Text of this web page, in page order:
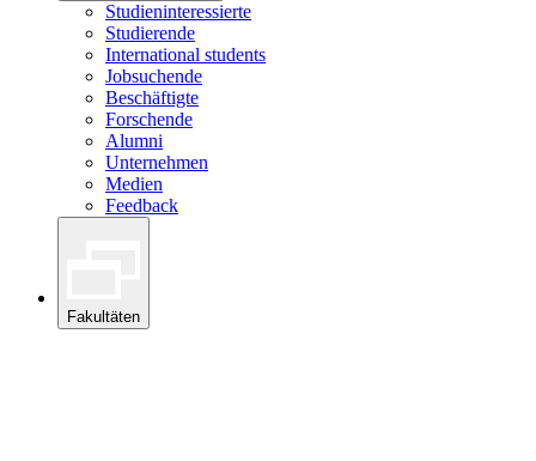
Studieninteressierte
Studierende
International students
Jobsuchende
Beschäftigte
Forschende
Alumni
Unternehmen
Medien
Feedback
Fakultäten